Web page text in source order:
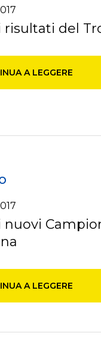
risultati del
A LEGGERE
nuovi
A LEGGERE